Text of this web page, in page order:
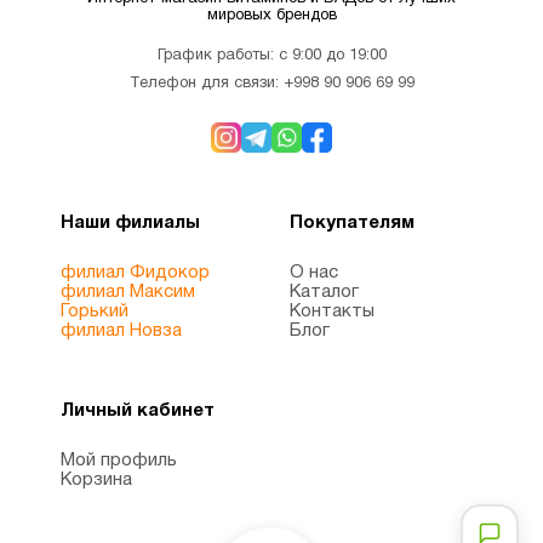
мировых брендов
График работы: с 9:00 до 19:00
Телефон для связи: +998 90 906 69 99
Наши филиалы
филиал Фидокор
филиал Максим
Горький
филиал Новза
Покупателям
О нас
Каталог
Контакты
Блог
Личный кабинет
Мой профиль
Корзина